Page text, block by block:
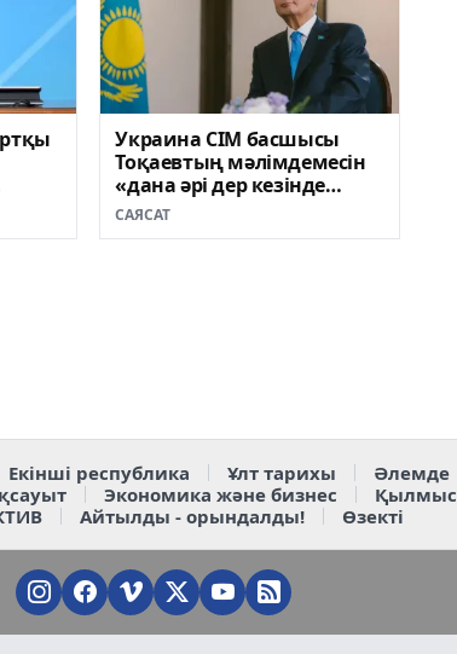
Украина СІМ басшысы
Тоқаевтың мәлімдемесін
«дана әрі дер кезінде
жасалған» деп бағалады
САЯСАТ
Екінші республика Ұлт тарихы Әлемде
Экономика және бизнес Қылмыс
Айтылды - орындалды! Өзекті